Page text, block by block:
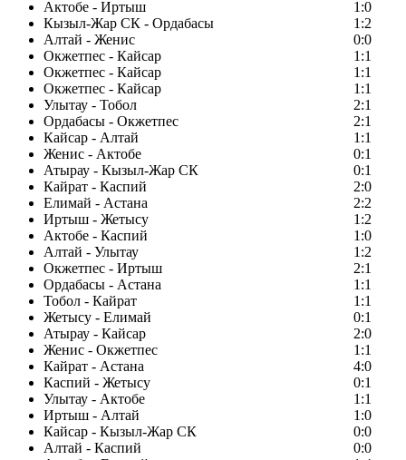
Актобе - Иртыш
1:0
Кызыл-Жар СК - Ордабасы
1:2
Алтай - Женис
0:0
Окжетпес - Кайсар
1:1
Окжетпес - Кайсар
1:1
Окжетпес - Кайсар
1:1
Улытау - Тобол
2:1
Ордабасы - Окжетпес
2:1
Кайсар - Алтай
1:1
Женис - Актобе
0:1
Атырау - Кызыл-Жар СК
0:1
Кайрат - Каспий
2:0
Елимай - Астана
2:2
Иртыш - Жетысу
1:2
Актобе - Каспий
1:0
Алтай - Улытау
1:2
Окжетпес - Иртыш
2:1
Ордабасы - Астана
1:1
Тобол - Кайрат
1:1
Жетысу - Елимай
0:1
Атырау - Кайсар
2:0
Женис - Окжетпес
1:1
Кайрат - Астана
4:0
Каспий - Жетысу
0:1
Улытау - Актобе
1:1
Иртыш - Алтай
1:0
Кайсар - Кызыл-Жар СК
0:0
Алтай - Каспий
0:0